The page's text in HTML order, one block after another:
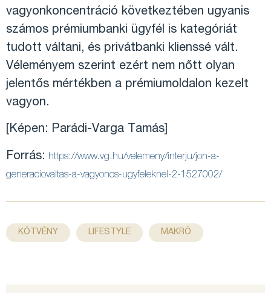
vagyonkoncentráció következtében ugyanis
számos prémiumbanki ügyfél is kategóriát
tudott váltani, és privátbanki klienssé vált.
Véleményem szerint ezért nem nőtt olyan
jelentős mértékben a prémiumoldalon kezelt
vagyon.
[Képen: Parádi-Varga Tamás]
Forrás: https://www.vg.hu/velemeny/interju/jon-a-
generaciovaltas-a-vagyonos-ugyfeleknel-2-1527002/
KÖTVÉNY LIFESTYLE MAKRÓ